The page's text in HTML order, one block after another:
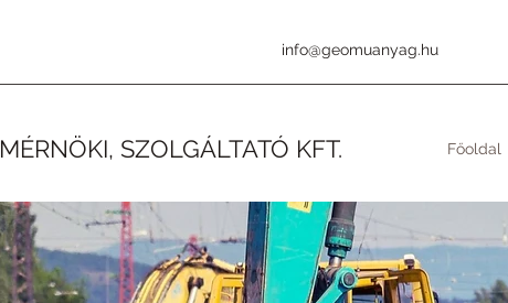
info@geomuanyag.hu
MÉRNÖKI, SZOLGÁLTATÓ KFT. Főoldal